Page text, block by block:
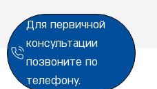
Для первичной
консультации
позвоните по
телефону.